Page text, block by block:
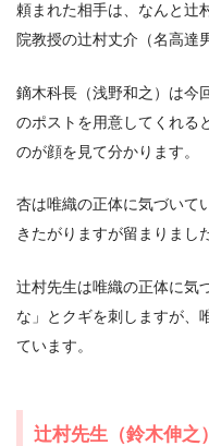
頼まれた相手は、なんと辻
院教授の辻村丈介（名高達
鏑木科長（浅野和之）は今
のポストを用意してくれる
のが顔を見て分かります。
杏は唯織の正体に気づいて
きたがりますが留まりまし
辻村先生は唯織の正体に気
な」とクギを刺しますが、
ています。
辻村先生（鈴木伸之